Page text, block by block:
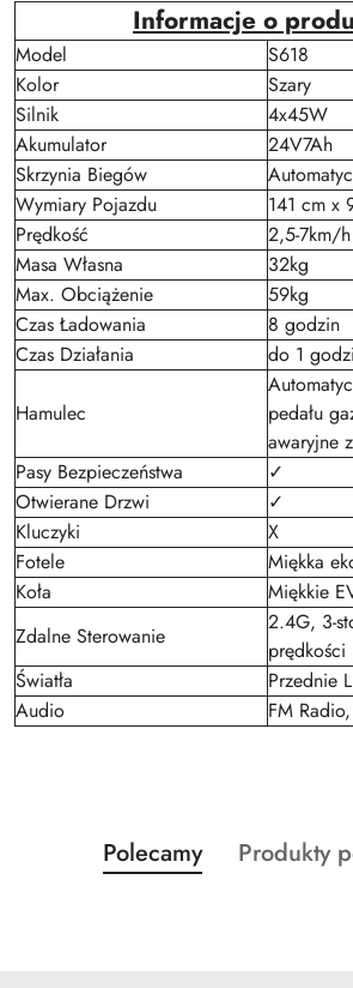
Informacje o
Model
S618
Kolor
Szary
Silnik
4x45W
Akumulator
24V7Ah
Skrzynia Biegów
Wymiary Pojazdu
141 cm x
Prędkość
2,5-7km/h
Masa Własna
32kg
Max. Obciążenie
59kg
Czas Ładowania
8 godzin
Czas Działania
do 1
Hamulec
pedału
awaryjne
Pasy Bezpieczeństwa
✓
Otwierane Drzwi
✓
Kluczyki
X
Fotele
Miękka
Koła
Miękkie
Zdalne Sterowanie
2.4G, 3-
prędkości
Światła
Przednie
Audio
FM
Pomiń karuzelę produktów
Produkty
o
Polecamy
Produkty
Produkty